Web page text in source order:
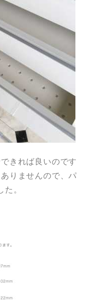
きれば良いのです
りませんので、パ
。